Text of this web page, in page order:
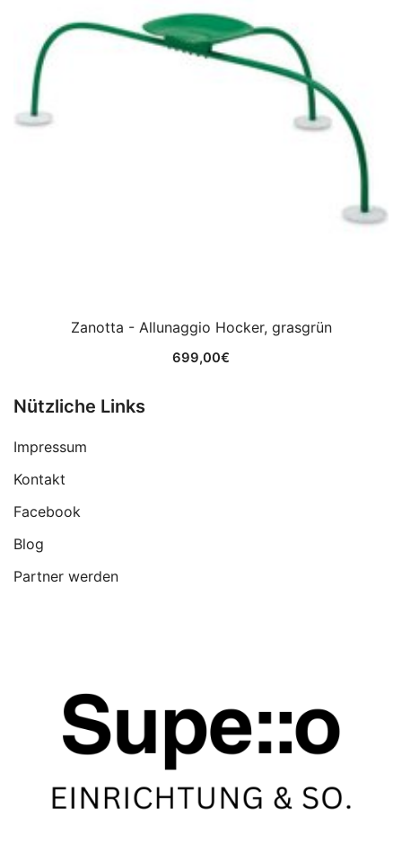
Zanotta - Allunaggio Hocker, grasgrün
699,00€
Nützliche Links
Impressum
Kontakt
Facebook
Blog
Partner werden